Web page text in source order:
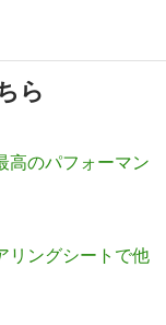
ら
高のパフォーマン
法
リングシートで他